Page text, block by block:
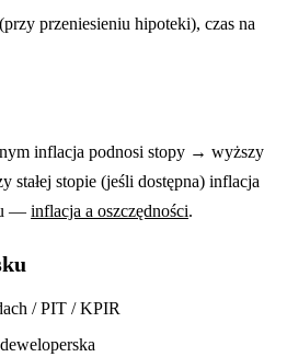
przeniesieniu hipoteki), czas na
inflacja podnosi stopy → wyższy
stopie (jeśli dostępna) inflacja
— inflacja a oszczędności.
/ PIT / KPIR